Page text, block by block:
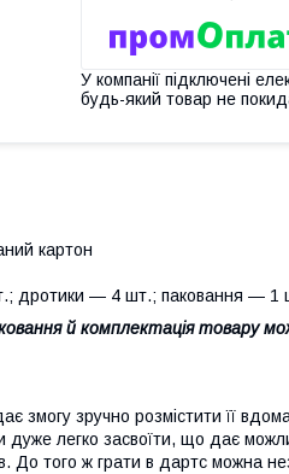
У компанії підключені
будь-який товар не
картон
дротики — 4 шт.; паковання — 1
й комплектація товару
змогу зручно розмістити її
дуже легко засвоїти, що дає
До того ж грати в дартс можна